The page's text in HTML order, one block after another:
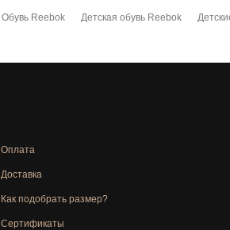
Обувь Reebok Детская обувь Reebok
Оплата
Доставка
Как подобрать размер?
Сертификаты